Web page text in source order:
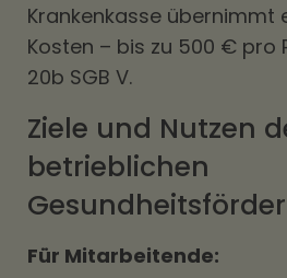
Krankenkasse übernimmt
Kosten – bis zu 500 € pro
20b SGB V.
Ziele und Nutzen
betrieblichen
Für Mitarbeitende: